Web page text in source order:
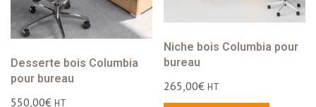
Desserte bois Columbia
pour bureau
550,00€ HT
Niche bois Columbia pour
bureau
265,00€ HT